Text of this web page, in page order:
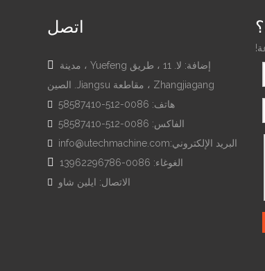
20000BPH سعر المصنع آلة تعبئة
رسالتك
اتصل
إضافة: لا. 11 ، طريق Yuefeng ، مدينة 
Zhangjiagang ، مقاطعة Jiangsu. الصين
هاتف: 0086-512-58587410

الفاكس: 0086-512-58587410 
البريد الإلكتروني:info@utechmachine.com

الغوغاء: 0086-13962296786 
الاتصال: ايلين شاو 